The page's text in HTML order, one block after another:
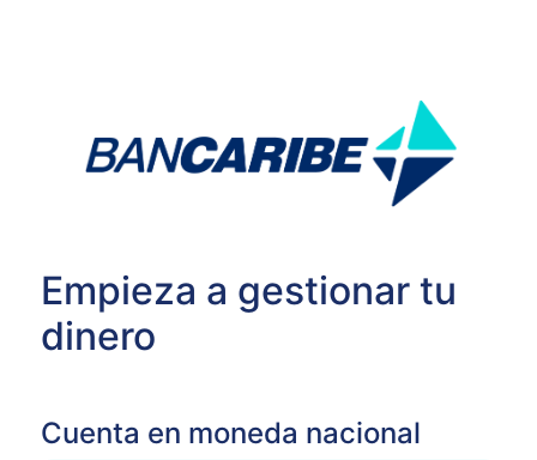
Empieza a gestionar tu
dinero
Cuenta en moneda nacional